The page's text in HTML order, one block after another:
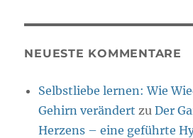
NEUESTE KOMMENTARE
Selbstliebe lernen: Wie
Gehirn verändert zuDer
Herzens – eine geführte